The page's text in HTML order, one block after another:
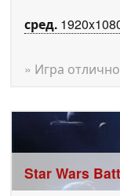
сред.
» Игра
Star Wars